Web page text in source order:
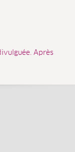
Après